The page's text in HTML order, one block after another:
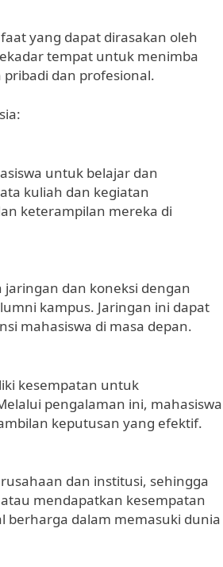
yang dapat dirasakan oleh
tempat untuk menimba
dan profesional.
untuk belajar dan
kuliah dan kegiatan
keterampilan mereka di
dan koneksi dengan
kampus. Jaringan ini dapat
mahasiswa di masa depan.
kesempatan untuk
pengalaman ini, mahasiswa
keputusan yang efektif.
dan institusi, sehingga
mendapatkan kesempatan
berharga dalam memasuki dunia